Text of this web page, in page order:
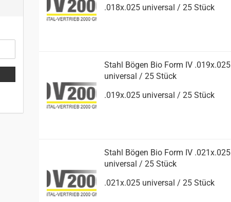
.018x.025 uni­ver­sal / 25 Stück
Stahl Bögen Bio Form IV .019x.025
uni­ver­sal / 25 Stück
.019x.025 uni­ver­sal / 25 Stück
Stahl Bögen Bio Form IV .021x.025
uni­ver­sal / 25 Stück
.021x.025 uni­ver­sal / 25 Stück